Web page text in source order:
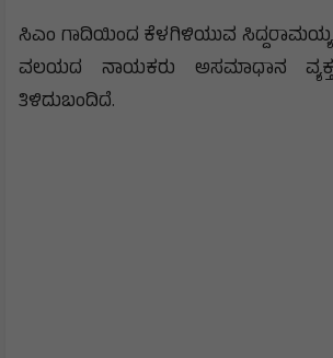
ಸಿಎಂ ಗಾದಿಯಿಂದ ಕೆಳಗಿಳಿಯುವ ಸಿದ್ದರಾಮಯ್ಯ
ವಲಯದ ನಾಯಕರು ಅಸಮಾಧಾನ
ತಿಳಿದುಬಂದಿದೆ.